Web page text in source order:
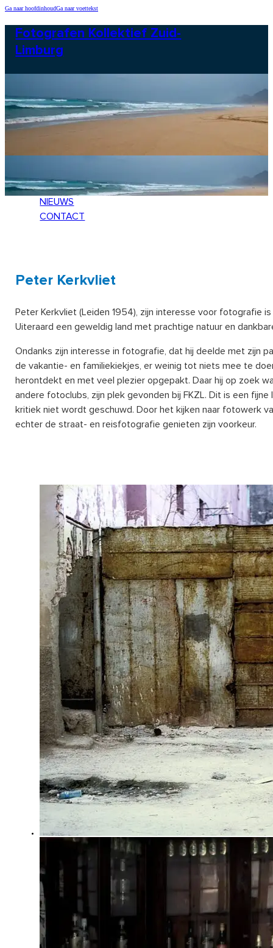
Ga naar hoofdinhoudGa naar voettekst
Fotografen Kollektief Zuid-
Limburg
NIEUWS
CONTACT
LEDEN
NIEUWS
CONTACT
Peter Kerkvliet
Peter Kerkvliet (Leiden 1954), zijn interesse voor fotografie
Uiteraard een geweldig land met prachtige natuur en
Ondanks zijn interesse in fotografie, dat hij deelde met zijn
de vakantie- en familiekiekjes, er weinig tot niets mee te
herontdekt en met veel plezier opgepakt. Daar hij op zoek
andere fotoclubs, zijn plek gevonden bij FKZL. Dit is een
kritiek niet wordt geschuwd. Door het kijken naar fotowerk
echter de straat- en reisfotografie genieten zijn voorkeur.